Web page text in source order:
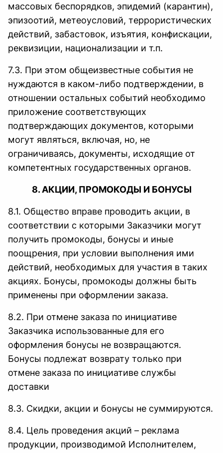
массовых беспорядков, эпидемий (карантин),
эпизоотий, метеоусловий, террористических
действий, забастовок, изъятия, конфискации,
реквизиции, национализации и т.п.
7.3. При этом общеизвестные события не
нуждаются в каком-либо подтверждении, в
отношении остальных событий необходимо
приложение соответствующих
подтверждающих документов, которыми
могут являться, включая, но, не
ограничиваясь, документы, исходящие от
компетентных государственных органов.
8. АКЦИИ, ПРОМОКОДЫ И БОНУСЫ
8.1. Общество вправе проводить акции, в
соответствии с которыми Заказчики могут
получить промокоды, бонусы и иные
поощрения, при условии выполнения ими
действий, необходимых для участия в таких
акциях. Бонусы, промокоды должны быть
применены при оформлении заказа.
8.2. При отмене заказа по инициативе
Заказчика использованные для его
оформления бонусы не возвращаются.
Бонусы подлежат возврату только при
отмене заказа по инициативе службы
доставки
8.3. Скидки, акции и бонусы не суммируются.
8.4. Цель проведения акций – реклама
продукции, производимой Исполнителем,